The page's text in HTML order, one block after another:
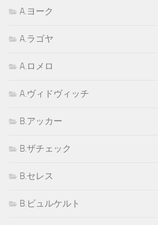
A.ヨーク
A.ラゴヤ
A.ロメロ
A.ヴィドヴィッチ
B.アッカー
B.ザチェック
B.セレス
B.ビュルケルト